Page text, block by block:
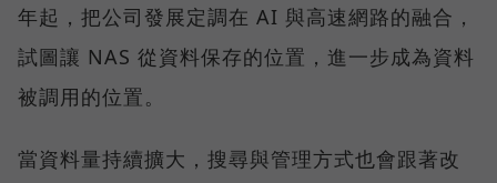
年起，把公司發展定調在 AI 與高速網路的融合，
試圖讓 NAS 從資料保存的位置，進一步成為資料
被調用的位置。
當資料量持續擴大，搜尋與管理方式也會跟著改